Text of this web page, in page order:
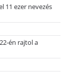
11 ezer nevezés
én rajtol a